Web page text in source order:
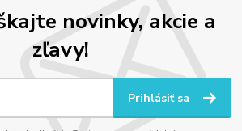
novinky, akcie a
zľavy!
Prihlásiť sa